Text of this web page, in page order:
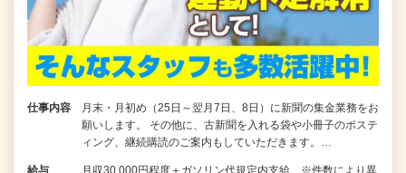
仕事内容
月末・月初め（25日～翌月7日、8日）に新聞の集金業務をお
願いします。 その他に、古新聞を入れる袋や小冊子のポステ
ィング、継続購読のご案内もしていただきます。…